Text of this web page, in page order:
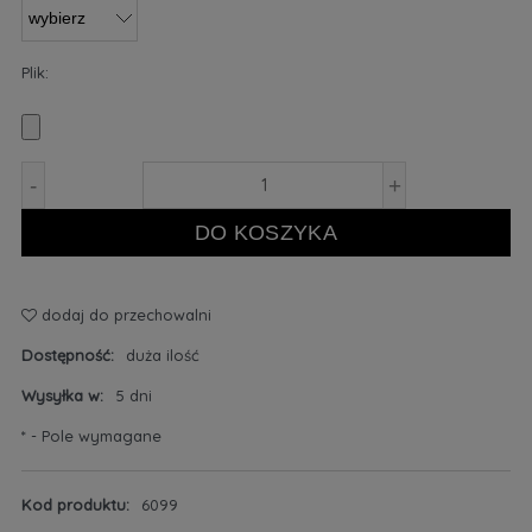
Plik:
- +
DO KOSZYKA
dodaj do przechowalni
Dostępność: duża ilość
Wysyłka w: 5 dni
* - Pole wymagane
Kod produktu: 6099